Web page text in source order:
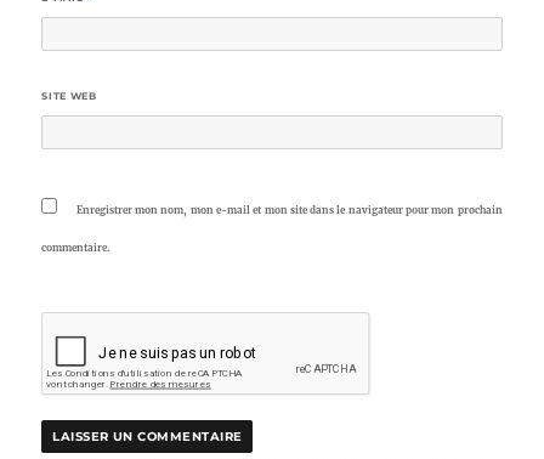
SITE WEB
Enregistrer mon nom, mon e-mail et mon site dans le navigateur pour mon prochain
commentaire.